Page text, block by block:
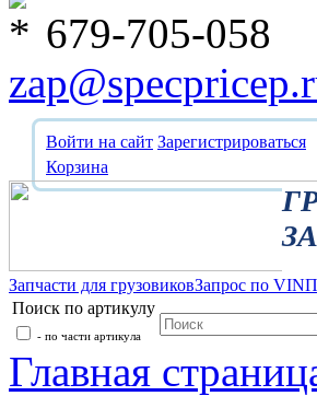
679-705-058
Войти на сайт Зарегистрироваться
Корзина
Запчасти для грузовиковЗапрос по VIN
Поиск по артикулу
- по части артикула
Главная